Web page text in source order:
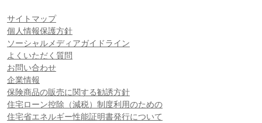
サイトマップ
個人情報保護方針
ソーシャルメディアガイドライン
よくいただく質問
お問い合わせ
企業情報
保険商品の販売に関する勧誘方針
住宅ローン控除（減税）制度利用のための
住宅省エネルギー性能証明書発行について